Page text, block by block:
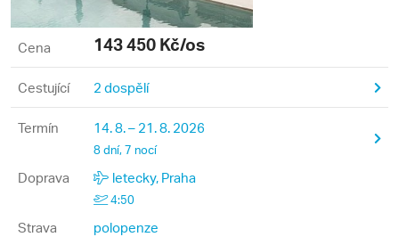
Cena 143 450 Kč/os
Cestující 2 dospělí
Termín 14. 8. – 21. 8. 2026
8 dní, 7 nocí
Doprava letecky, Praha
4:50
Strava polopenze